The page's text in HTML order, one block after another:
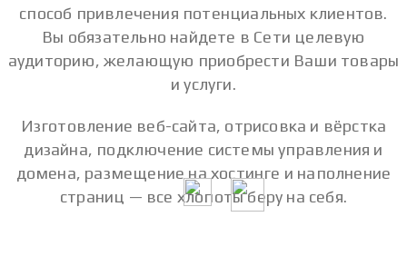
способ привлечения потенциальных клиентов.
Вы обязательно найдете в Сети целевую
аудиторию, желающую приобрести Ваши товары
и услуги.
Изготовление веб-сайта, отрисовка и вёрстка
дизайна, подключение системы управления и
домена, размещение на хостинге и наполнение
страниц — все хлопоты беру на себя.